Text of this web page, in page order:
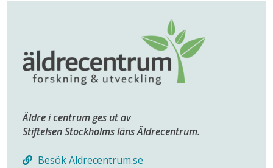
Äldre i centrum ges ut av
Stiftelsen Stockholms läns Äldrecentrum.
Besök Aldrecentrum.se